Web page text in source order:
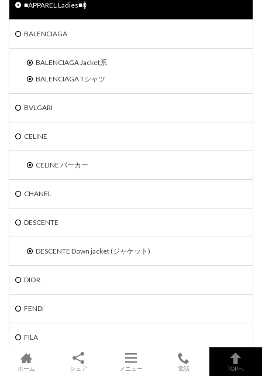
■APPAREL Ladies■🚺
BALENCIAGA
BALENCIAGA Jacket系
BALENCIAGA Tシャツ
BVLGARI
CELINE
CELINE パーカー
CHANEL
DESCENTE
DESCENTE Down jacket (ジャケット)
DIOR
FENDI
FILA
FILA Down jacket
ホーム シェア メニュー 電話 TOPへ